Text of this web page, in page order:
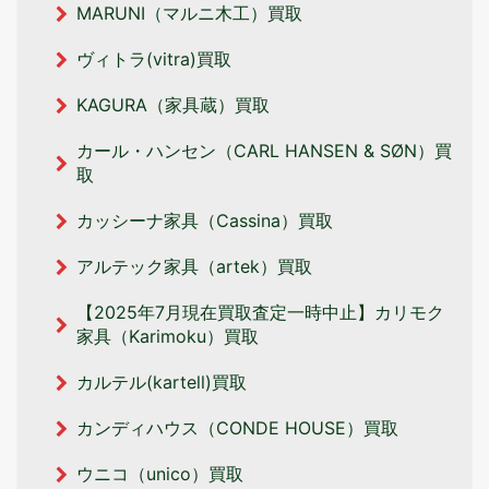
MARUNI（マルニ木工）買取
ヴィトラ(vitra)買取
KAGURA（家具蔵）買取
カール・ハンセン（CARL HANSEN & SØN）買
取
カッシーナ家具（Cassina）買取
アルテック家具（artek）買取
【2025年7月現在買取査定一時中止】カリモク
家具（Karimoku）買取
カルテル(kartell)買取
カンディハウス（CONDE HOUSE）買取
ウニコ（unico）買取